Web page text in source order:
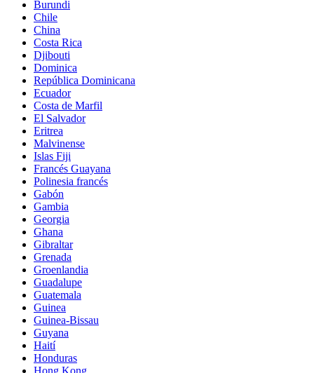
Burundi
Chile
China
Costa Rica
Djibouti
Dominica
República Dominicana
Ecuador
Costa de Marfil
El Salvador
Eritrea
Malvinense
Islas Fiji
Francés Guayana
Polinesia francés
Gabón
Gambia
Georgia
Ghana
Gibraltar
Grenada
Groenlandia
Guadalupe
Guatemala
Guinea
Guinea-Bissau
Guyana
Haití
Honduras